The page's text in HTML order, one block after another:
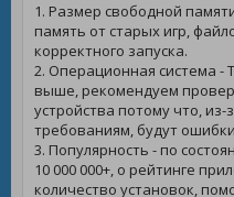
1. Размер свободной
память от старых игр,
корректного запуска.
2. Операционная система -
выше, рекомендуем
устройства потому что, из-
требованиям, будут
3. Популярность - по
10 000 000+, о рейтинге
количество установок,